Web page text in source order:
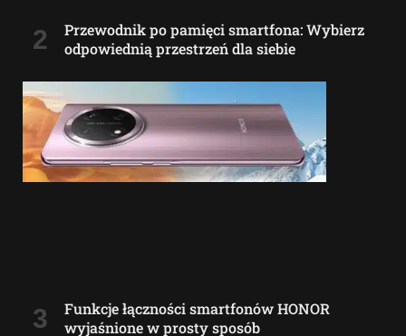
Przewodnik po pamięci smartfona: Wybierz
odpowiednią przestrzeń dla siebie
Funkcje łączności smartfonów HONOR
wyjaśnione w prosty sposób